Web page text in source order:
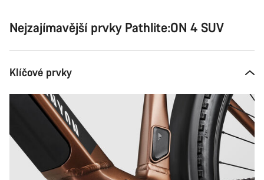
Nejzajímavější prvky Pathlite:ON 4 SUV
Klíčové prvky